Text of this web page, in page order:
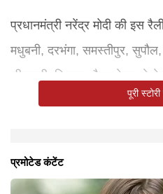
प्रधानमंत्री नरेंद्र मोदी की इस
मधुबनी, दरभंगा, समस्तीपुर,
सीतामढ़ी, शिवहर और मधेपुरा से
का लक्ष्य है। ये क्षेत्र 100 से
ग्रामीण विकास योजनाओं की
पूरी